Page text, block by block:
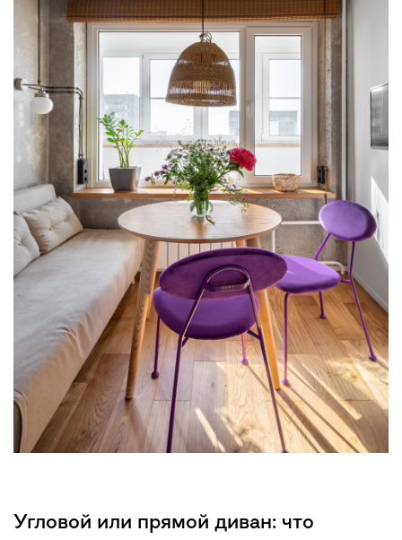
Угловой или прямой диван: что